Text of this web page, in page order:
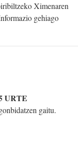
Ximenaren
gehiago
URTE
gaitu.